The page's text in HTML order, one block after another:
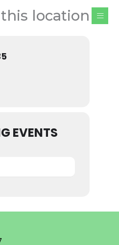
location
EVENTS